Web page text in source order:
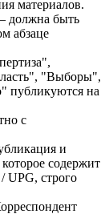
материалов.
должна быть
абзаце
"Выборы",
публикуются на
с
и
содержит
UPG, строго